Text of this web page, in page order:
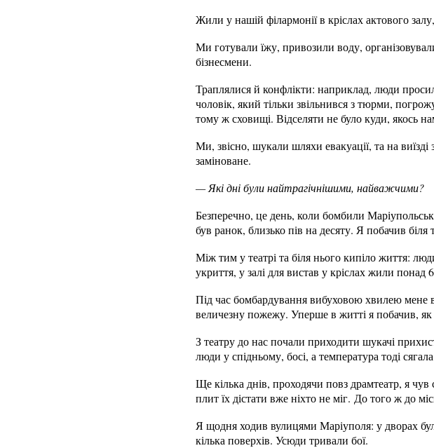
Жили у нашій філармонії в кріслах актового
Ми готували їжу, привозили воду,
бізнесмени.
Траплялися й конфлікти: наприклад, люди
чоловік, який тільки звільнився з тюрми,
тому ж сховищі. Відселяти не було куди, якось
Ми, звісно, шукали шляхи евакуації, та на
заміноване.
— Які дні були найтрагічнішими, найважчими?
Безперечно, це день, коли бомбили
був ранок, близько пів на десяту. Я побачив
Між тим у театрі та біля нього кипіло життя:
укриття, у залі для вистав у кріслах жили понад
Під час бомбардування вибуховою хвилею мене
величезну пожежу. Уперше в житті я побачив, як
З театру до нас почали приходити шукачі
люди у спідньому, босі, а температура тоді
Ще кілька днів, проходячи повз драмтеатр, я
плит їх дістати вже ніхто не міг. До того ж до
Я щодня ходив вулицями Маріуполя: у дворах
кілька поверхів. Усюди тривали бої.